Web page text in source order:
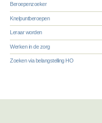
Beroepenzoeker
Knelpuntberoepen
Leraar worden
Werken in de zorg
Zoeken via belangstelling HO